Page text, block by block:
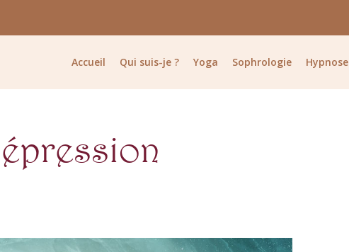
Accueil Qui suis-je ? Yoga Sophrologie Hypnose